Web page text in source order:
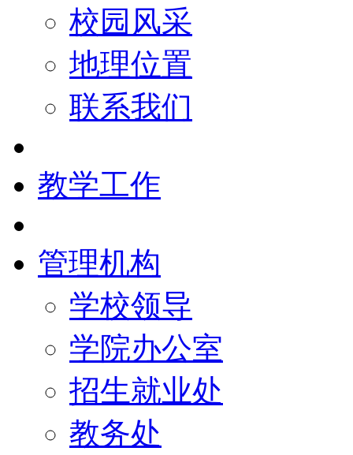
校园风采
地理位置
联系我们
教学工作
管理机构
学校领导
学院办公室
招生就业处
教务处